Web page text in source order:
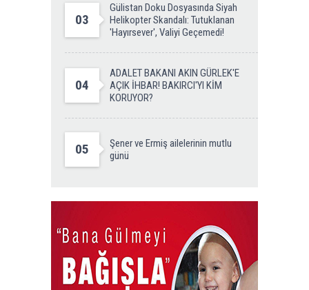
03
Gülistan Doku Dosyasında Siyah
Helikopter Skandalı: Tutuklanan
'Hayırsever', Valiyi Geçemedi!
04
ADALET BAKANI AKIN GÜRLEK'E
AÇIK İHBAR! BAKIRCI'YI KİM
KORUYOR?
05
Şener ve Ermiş ailelerinin mutlu
günü